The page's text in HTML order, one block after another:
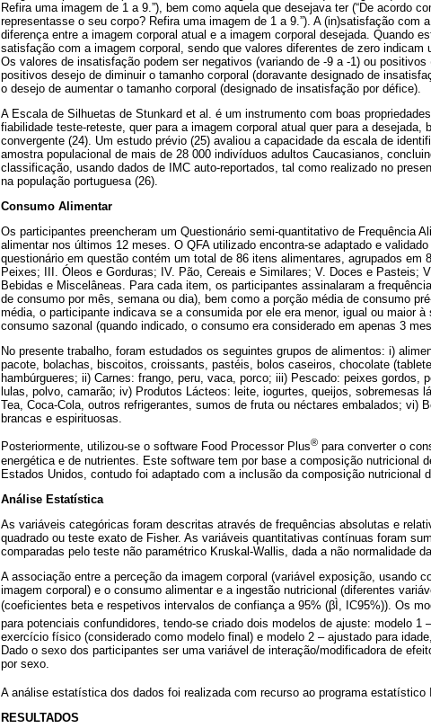
Refira uma imagem de 1 a 9.”), bem como aquela que desejava ter (“De acordo
representasse o seu corpo? Refira uma imagem de 1 a 9.”). A (in)satisfação com
diferença entre a imagem corporal atual e a imagem corporal desejada. Quando
satisfação com a imagem corporal, sendo que valores diferentes de zero indicam
Os valores de insatisfação podem ser negativos (variando de -9 a -1) ou
positivos desejo de diminuir o tamanho corporal (doravante designado de
o desejo de aumentar o tamanho corporal (designado de insatisfação por défice).
A Escala de Silhuetas de Stunkard et al. é um instrumento com boas
fiabilidade teste-reteste, quer para a imagem corporal atual quer para a desejada,
convergente (24). Um estudo prévio (25) avaliou a capacidade da escala de
amostra populacional de mais de 28 000 indivíduos adultos Caucasianos,
classificação, usando dados de IMC auto-reportados, tal como realizado no
na população portuguesa (26).
Consumo Alimentar
Os participantes preencheram um Questionário semi-quantitativo de Frequência
alimentar nos últimos 12 meses. O QFA utilizado encontra-se adaptado e
questionário em questão contém um total de 86 itens alimentares, agrupados
Peixes; III. Óleos e Gorduras; IV. Pão, Cereais e Similares; V. Doces e Pasteis;
Bebidas e Miscelâneas. Para cada item, os participantes assinalaram a
de consumo por mês, semana ou dia), bem como a porção média de consumo
média, o participante indicava se a consumida por ele era menor, igual ou maior
consumo sazonal (quando indicado, o consumo era considerado em apenas 3
No presente trabalho, foram estudados os seguintes grupos de alimentos: i)
pacote, bolachas, biscoitos, croissants, pastéis, bolos caseiros, chocolate
hambúrgueres; ii) Carnes: frango, peru, vaca, porco; iii) Pescado: peixes gordos,
lulas, polvo, camarão; iv) Produtos Lácteos: leite, iogurtes, queijos, sobremesas
Tea, Coca-Cola, outros refrigerantes, sumos de fruta ou néctares embalados; vi)
brancas e espirituosas.
Posteriormente, utilizou-se o software Food Processor Plus® para converter o
energética e de nutrientes. Este software tem por base a composição nutricional
Estados Unidos, contudo foi adaptado com a inclusão da composição nutricional
Análise Estatística
As variáveis categóricas foram descritas através de frequências absolutas e
quadrado ou teste exato de Fisher. As variáveis quantitativas contínuas foram
comparadas pelo teste não paramétrico Kruskal-Wallis, dada a não normalidade
A associação entre a perceção da imagem corporal (variável exposição, usando
imagem corporal) e o consumo alimentar e a ingestão nutricional (diferentes
(coeficientes beta e respetivos intervalos de confiança a 95% (βÌ, IC95%)). Os
para potenciais confundidores, tendo-se criado dois modelos de ajuste: modelo 1
exercício físico (considerado como modelo final) e modelo 2 – ajustado para
Dado o sexo dos participantes ser uma variável de interação/modificadora de
por sexo.
A análise estatística dos dados foi realizada com recurso ao programa estatístico
RESULTADOS